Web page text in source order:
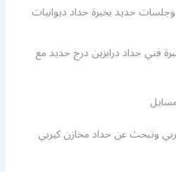
حديد بخبرة حداد ديوانيات
فني حداد درابزين درج حديد مع
وتبحث عن حداد مخازن كيربي